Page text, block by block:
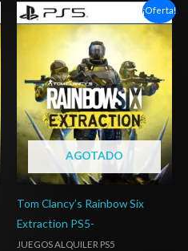
¡Oferta!
AGOTADO
Tom Clancy’s Rainbow Six
Extraction PS5-
JUEGOS ALQUILER PS5
Rango
de
precios:
desde
$4.00
hasta
$7.00